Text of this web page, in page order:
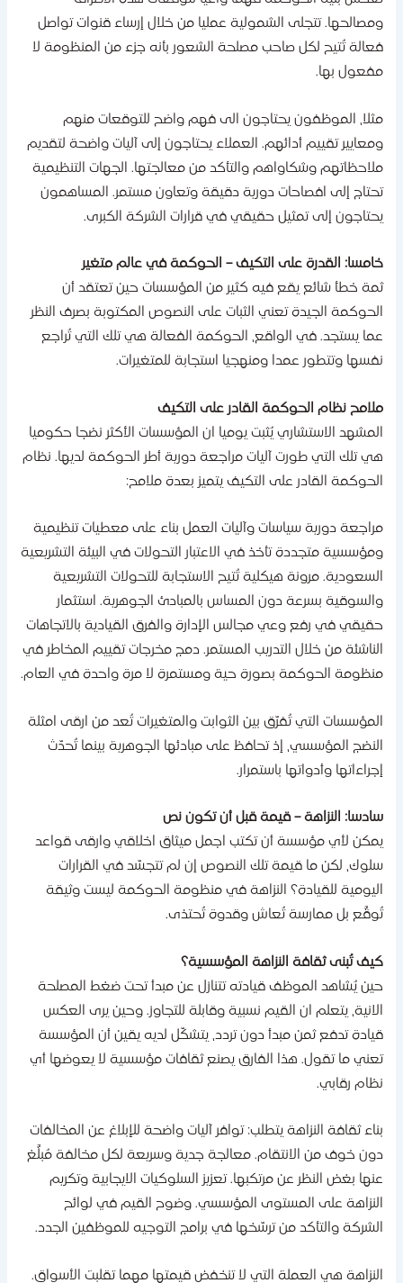
تتجلى الشمولية عمليا من خلال إرساء قنوات تواصل
تُتيح لكل صاحب مصلحة الشعور بأنه جزء من المنظومة لا
بها.
الموظفون يحتاجون الى فهم واضح للتوقعات منهم
تقييم أدائهم. العملاء يحتاجون إلى آليات واضحة لتقديم
وشكاواهم والتأكد من معالجتها. الجهات التنظيمية
إلى افصاحات دورية دقيقة وتعاون مستمر. المساهمون
إلى تمثيل حقيقي في قرارات الشركة الكبرى.
القدرة على التكيف – الحوكمة في عالم متغير
خطأ شائع يقع فيه كثير من المؤسسات حين تعتقد أن
الجيدة تعني الثبات على النصوص المكتوبة بصرف النظر
يستجد. في الواقع، الحوكمة الفعالة هي تلك التي تُراجع
وتتطور عمدا ومنهجيا استجابة للمتغيرات.
نظام الحوكمة القادر على التكيف
الاستشاري يُثبت يوميا ان المؤسسات الأكثر نضجا حكوميا
تلك التي طورت آليات مراجعة دورية أطر الحوكمة لديها. نظام
القادر على التكيف يتميز بعدة ملامح:
دورية سياسات وآليات العمل بناء على معطيات تنظيمية
متجددة تأخذ في الاعتبار التحولات في البيئة التشريعية
مرونة هيكلية تُتيح الاستجابة للتحولات التشريعية
بسرعة دون المساس بالمبادئ الجوهرية. استثمار
في رفع وعي مجالس الإدارة والفرق القيادية بالاتجاهات
من خلال التدريب المستمر. دمج مخرجات تقييم المخاطر في
الحوكمة بصورة حية ومستمرة لا مرة واحدة في العام.
التي تُفرّق بين الثوابت والمتغيرات تُعد من ارقى امثلة
المؤسسي، إذ تحافظ على مبادئها الجوهرية بينما تُحدّث
وأدواتها باستمرار.
النزاهة – قيمة قبل أن تكون نص
لأي مؤسسة أن تكتب اجمل ميثاق اخلاقي وارقى قواعد
لكن ما قيمة تلك النصوص إن لم تتجسّد في القرارات
للقيادة؟ النزاهة في منظومة الحوكمة ليست وثيقة
بل ممارسة تُعاش وقدوة تُحتذى.
تُبنى ثقافة النزاهة المؤسسية؟
يُشاهد الموظف قيادته تتنازل عن مبدأ تحت ضغط المصلحة
يتعلم ان القيم نسبية وقابلة للتجاوز. وحين يرى العكس
تدفع ثمن مبدأ دون تردد، يتشكّل لديه يقين أن المؤسسة
ما تقول. هذا الفارق يصنع ثقافات مؤسسية لا يعوضها أي
رقابي.
ثقافة النزاهة يتطلب: توافر آليات واضحة للإبلاغ عن المخالفات
خوف من الانتقام. معالجة جدية وسريعة لكل مخالفة مُبلَّغ
بغض النظر عن مرتكبها. تعزيز السلوكيات الايجابية وتكريم
على المستوى المؤسسي. وضوح القيم في لوائح
والتأكد من ترسّخها في برامج التوجيه للموظفين الجدد.
هي العملة التي لا تنخفض قيمتها مهما تقلبت الأسواق.